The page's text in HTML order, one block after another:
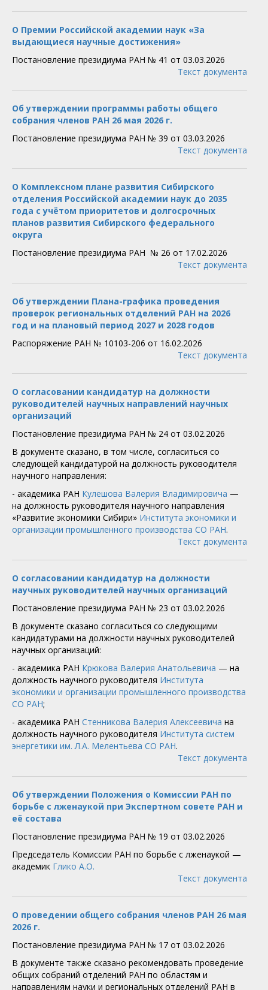
О Премии Российской академии наук «За
выдающиеся научные достижения»
Постановление президиума РАН № 41 от 03.03.2026
Текст документа
Об утверждении программы работы общего
собрания членов РАН 26 мая 2026 г.
Постановление президиума РАН № 39 от 03.03.2026
Текст документа
О Комплексном плане развития Сибирского
отделения Российской академии наук до 2035
года с учётом приоритетов и долгосрочных
планов развития Сибирского федерального
округа
Постановление президиума РАН № 26 от 17.02.2026
Текст документа
Об утверждении Плана-графика проведения
проверок региональных отделений РАН на 2026
год и на плановый период 2027 и 2028 годов
Распоряжение РАН № 10103-206 от 16.02.2026
Текст документа
О согласовании кандидатур на должности
руководителей научных направлений научных
организаций
Постановление президиума РАН № 24 от 03.02.2026
В документе сказано, в том числе, согласиться со
следующей кандидатурой на должность руководителя
научного направления:
- академика РАН Кулешова Валерия Владимировича —
на должность руководителя научного направления
«Развитие экономики Сибири» Института экономики и
организации промышленного производства СО РАН.
Текст документа
О согласовании кандидатур на должности
научных руководителей научных организаций
Постановление президиума РАН № 23 от 03.02.2026
В документе сказано согласиться со следующими
кандидатурами на должности научных руководителей
научных организаций:
- академика РАН Крюкова Валерия Анатольевича — на
должность научного руководителя Института
экономики и организации промышленного производства
СО РАН;
- академика РАН Стенникова Валерия Алексеевича на
должность научного руководителя Института систем
энергетики им. Л.А. Мелентьева СО РАН.
Текст документа
Об утверждении Положения о Комиссии РАН по
борьбе с лженаукой при Экспертном совете РАН и
её состава
Постановление президиума РАН № 19 от 03.02.2026
Председатель Комиссии РАН по борьбе с лженаукой —
академик Глико А.О.
Текст документа
О проведении общего собрания членов РАН 26 мая
2026 г.
Постановление президиума РАН № 17 от 03.02.2026
В документе также сказано рекомендовать проведение
общих собраний отделений РАН по областям и
направлениям науки и региональных отделений РАН в